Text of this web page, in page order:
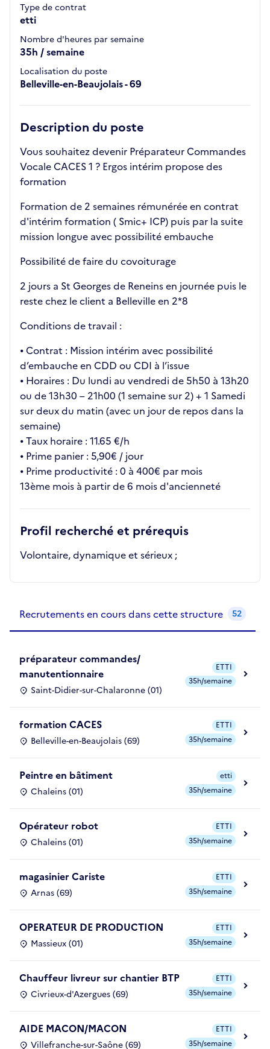
Type de contrat
etti
Nombre d'heures par semaine
35h / semaine
Localisation du poste
Belleville-en-Beaujolais - 69
Description du poste
Vous souhaitez devenir Préparateur Commandes
Vocale CACES 1 ? Ergos intérim propose des
formation
Formation de 2 semaines rémunérée en contrat
d'intérim formation ( Smic+ ICP) puis par la suite
mission longue avec possibilité embauche
Possibilité de faire du covoiturage
2 jours a St Georges de Reneins en journée puis le
reste chez le client a Belleville en 2*8
Conditions de travail :
⦁ Contrat : Mission intérim avec possibilité
d’embauche en CDD ou CDI à l’issue
⦁ Horaires : Du lundi au vendredi de 5h50 à 13h20
ou de 13h30 – 21h00 (1 semaine sur 2) + 1 Samedi
sur deux du matin (avec un jour de repos dans la
semaine)
⦁ Taux horaire : 11.65 €/h
⦁ Prime panier : 5,90€ / jour
⦁ Prime productivité : 0 à 400€ par mois
13ème mois à partir de 6 mois d'ancienneté
Profil recherché et prérequis
Volontaire, dynamique et sérieux ;
Recrutements en cours dans cette structure 52
préparateur commandes/
manutentionnaire
Saint-Didier-sur-Chalaronne (01)
ETTI
35h/semaine
formation CACES
Belleville-en-Beaujolais (69)
ETTI
35h/semaine
Peintre en bâtiment
Chaleins (01)
etti
35h/semaine
Opérateur robot
Chaleins (01)
ETTI
35h/semaine
magasinier Cariste
Arnas (69)
ETTI
35h/semaine
OPERATEUR DE PRODUCTION
Massieux (01)
ETTI
35h/semaine
Chauffeur livreur sur chantier BTP
Civrieux-d'Azergues (69)
ETTI
35h/semaine
AIDE MACON/MACON
Villefranche-sur-Saône (69)
ETTI
35h/semaine